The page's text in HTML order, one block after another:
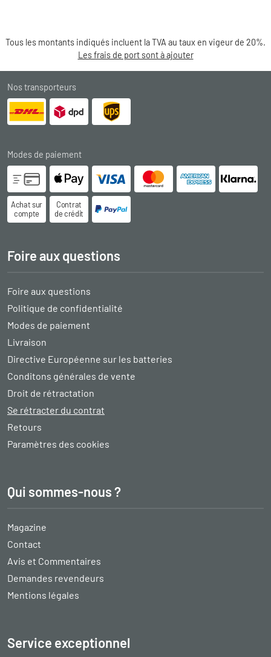
Tous les montants indiqués incluent la TVA au taux en vigeur de 20%.
Les frais de port sont à ajouter
Nos transporteurs
Modes de paiement
Achat sur
compte
Contrat
de crédit
Foire aux questions
Foire aux questions
Politique de confidentialité
Modes de paiement
Livraison
Directive Européenne sur les batteries
Conditons générales de vente
Droit de rétractation
Se rétracter du contrat
Retours
Paramètres des cookies
Qui sommes-nous ?
Magazine
Contact
Avis et Commentaires
Demandes revendeurs
Mentions légales
Service exceptionnel